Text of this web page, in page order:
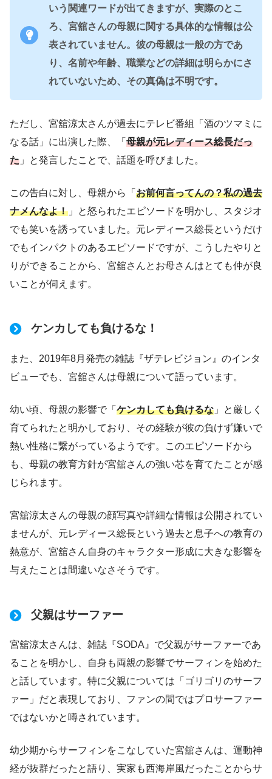
いう関連ワードが出てきますが、実際のとこ
ろ、宮舘さんの母親に関する具体的な情報は公
表されていません。彼の母親は一般の方であ
り、名前や年齢、職業などの詳細は明らかにさ
れていないため、その真偽は不明です。
ただし、宮舘涼太さんが過去にテレビ番組「酒のツマミに
なる話」に出演した際、「 母親が元レディース総長だっ
た 」と発言したことで、話題を呼びました。
この告白に対し、母親から「 お前何言ってんの？私の過去
ナメんなよ！ 」と怒られたエピソードを明かし、スタジオ
でも笑いを誘っていました。元レディース総長というだけ
でもインパクトのあるエピソードですが、こうしたやりと
りができることから、宮舘さんとお母さんはとても仲が良
いことが伺えます。
ケンカしても負けるな！
また、2019年8月発売の雑誌『ザテレビジョン』のインタ
ビューでも、宮舘さんは母親について語っています。
幼い頃、母親の影響で「 ケンカしても負けるな 」と厳しく
育てられたと明かしており、その経験が彼の負けず嫌いで
熱い性格に繋がっているようです。このエピソードから
も、母親の教育方針が宮舘さんの強い芯を育てたことが感
じられます。
宮舘涼太さんの母親の顔写真や詳細な情報は公開されてい
ませんが、元レディース総長という過去と息子への教育の
熱意が、宮舘さん自身のキャラクター形成に大きな影響を
与えたことは間違いなさそうです。
父親はサーファー
宮舘涼太さんは、雑誌『SODA』で父親がサーファーであ
ることを明かし、自身も両親の影響でサーフィンを始めた
と話しています。特に父親については「ゴリゴリのサーフ
ァー」だと表現しており、ファンの間ではプロサーファー
ではないかと噂されています。
幼少期からサーフィンをこなしていた宮舘さんは、運動神
経が抜群だったと語り、実家も西海岸風だったことからサ